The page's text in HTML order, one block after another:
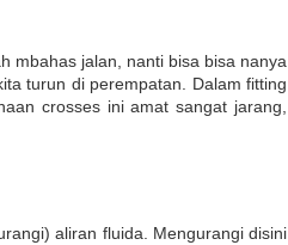
mbahas jalan, nanti bisa bisa nanya
turun di perempatan. Dalam fitting
crosses ini amat sangat jarang,
aliran fluida. Mengurangi disini